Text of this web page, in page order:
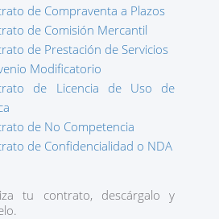
de Compraventa a Plazos
de Comisión Mercantil
de Prestación de Servicios
Modificatorio
de Licencia de Uso de
de No Competencia
de Confidencialidad o NDA
tu contrato, descárgalo y